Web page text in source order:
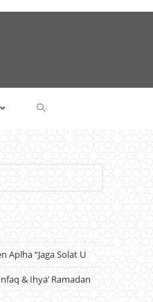
Aplha “Jaga Solat U
& Ihya’ Ramadan